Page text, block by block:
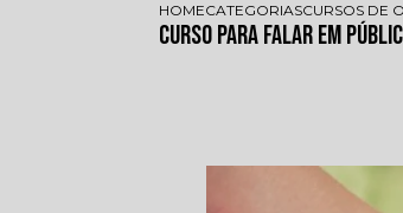
HOMECATEGORIASCURSOS DE
Curso para Falar em